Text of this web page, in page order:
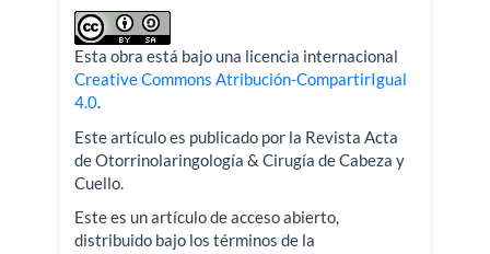
Esta obra está bajo una licencia internacional
Creative Commons Atribución-CompartirIgual
4.0.
Este artículo es publicado por la Revista Acta
de Otorrinolaringología & Cirugía de Cabeza y
Cuello.
Este es un artículo de acceso abierto,
distribuido bajo los términos de la